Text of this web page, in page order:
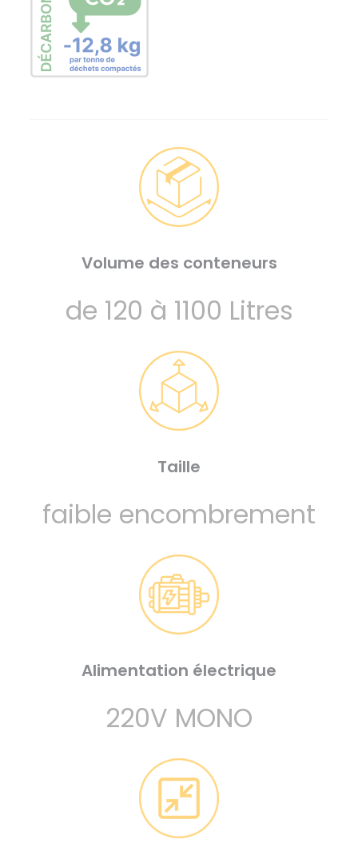
Volume des conteneurs
de 120 à 1100 Litres
Taille
faible encombrement
Alimentation électrique
220V MONO